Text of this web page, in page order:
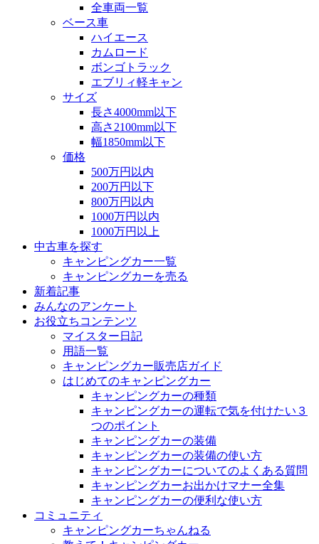
全車両一覧
ベース車
ハイエース
カムロード
ボンゴトラック
エブリィ軽キャン
サイズ
長さ4000mm以下
高さ2100mm以下
幅1850mm以下
価格
500万円以内
200万円以下
800万円以内
1000万円以内
1000万円以上
中古車を探す
キャンピングカー一覧
キャンピングカーを売る
新着記事
みんなのアンケート
お役立ちコンテンツ
マイスター日記
用語一覧
キャンピングカー販売店ガイド
はじめてのキャンピングカー
キャンピングカーの種類
キャンピングカーの運転で気を付けたい３
つのポイント
キャンピングカーの装備
キャンピングカーの装備の使い方
キャンピングカーについてのよくある質問
キャンピングカーお出かけマナー全集
キャンピングカーの便利な使い方
コミュニティ
キャンピングカーちゃんねる